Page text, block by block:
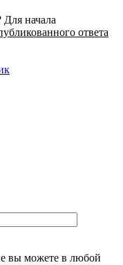
Для начала
ответа
вы можете в любой